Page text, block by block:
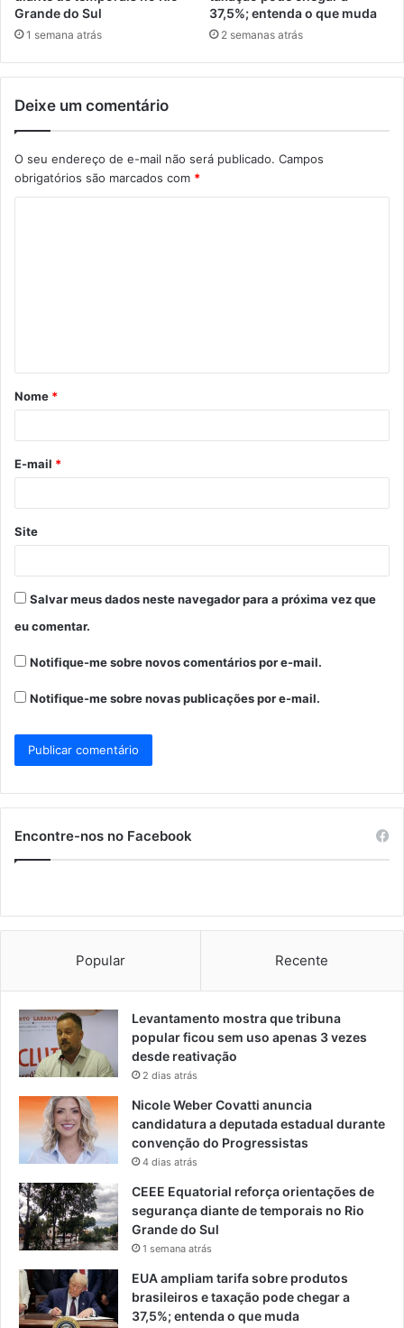
Grande do Sul
1 semana atrás
37,5%; entenda o que muda
2 semanas atrás
Deixe um comentário
O seu endereço de e-mail não será publicado. Campos
obrigatórios são marcados com *
á
r
*
Nome *
E-mail *
Site
Salvar meus dados neste navegador para a próxima vez que
eu comentar.
Notifique-me sobre novos comentários por e-mail.
Notifique-me sobre novas publicações por e-mail.
Encontre-nos no Facebook
Popular Recente
Levantamento mostra que tribuna
popular ficou sem uso apenas 3 vezes
desde reativação
2 dias atrás
Nicole Weber Covatti anuncia
candidatura a deputada estadual durante
convenção do Progressistas
4 dias atrás
CEEE Equatorial reforça orientações de
segurança diante de temporais no Rio
Grande do Sul
1 semana atrás
EUA ampliam tarifa sobre produtos
brasileiros e taxação pode chegar a
37,5%; entenda o que muda